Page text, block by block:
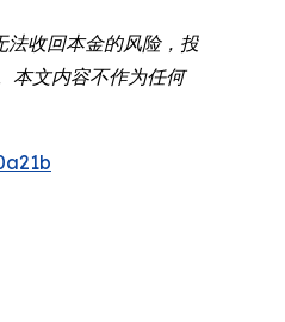
法收回本金的风险，投
本文内容不作为任何